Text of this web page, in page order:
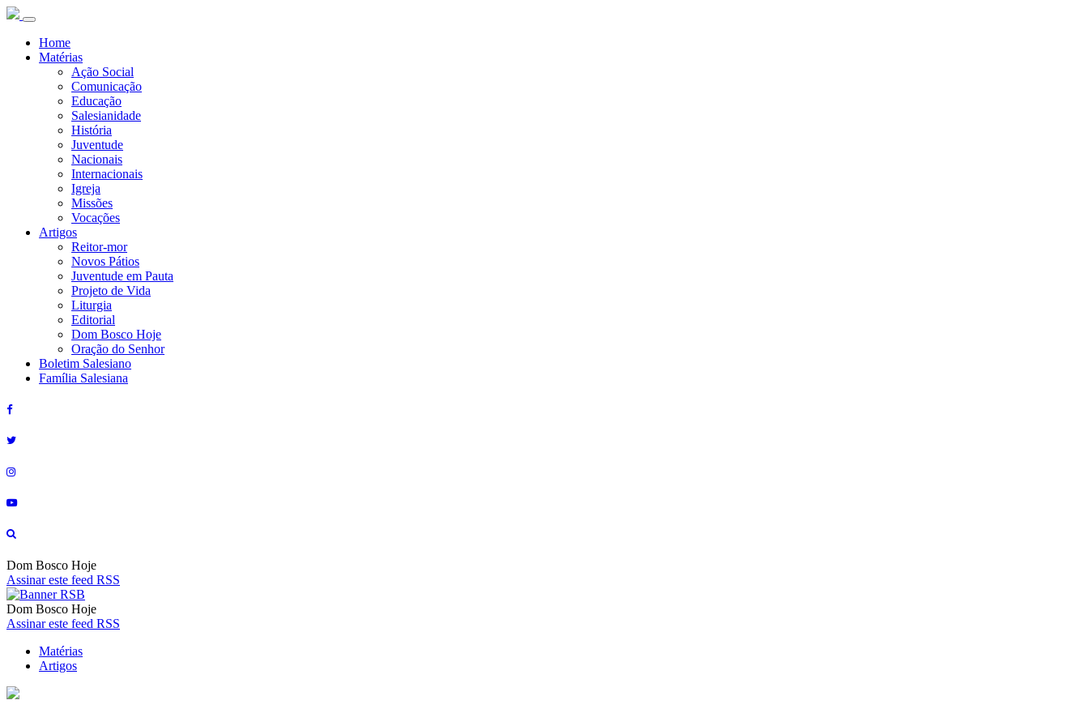
Home
Matérias
Ação Social
Comunicação
Educação
Salesianidade
História
Juventude
Nacionais
Internacionais
Igreja
Missões
Vocações
Artigos
Reitor-mor
Novos Pátios
Juventude em Pauta
Projeto de Vida
Liturgia
Editorial
Dom Bosco Hoje
Oração do Senhor
Boletim Salesiano
Família Salesiana
Dom Bosco Hoje
Assinar este feed RSS
Dom Bosco Hoje
Assinar este feed RSS
Matérias
Artigos